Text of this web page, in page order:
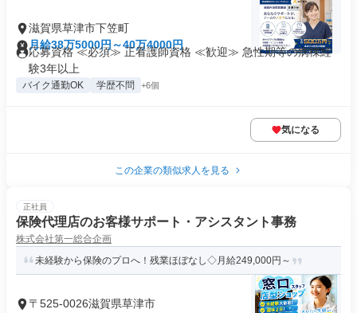
滋賀県草津市下笠町
月給38万5000円～40万4000円
応募資格 ≪必須≫ 正看護師資格 ≪歓迎≫ 急性期等の病棟経
験3年以上
バイク通勤OK 学歴不問 +6個
気になる
この企業の類似求人を見る
正社員
保険代理店のお客様サポート・アシスタント事務
株式会社第一総合企画
未経験から保険のプロへ！残業ほぼなし◇月給249,000円～
〒525-0026滋賀県草津市